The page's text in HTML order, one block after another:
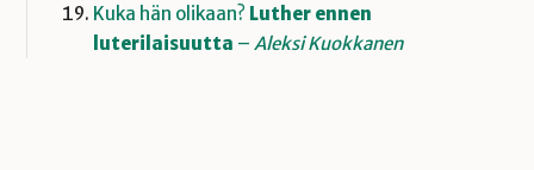
Kuka hän olikaan? Luther ennen
luterilaisuutta –Aleksi Kuokkanen